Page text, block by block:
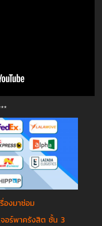
องมาซ่อม
จอร์พาครังสิต ชั้น 3